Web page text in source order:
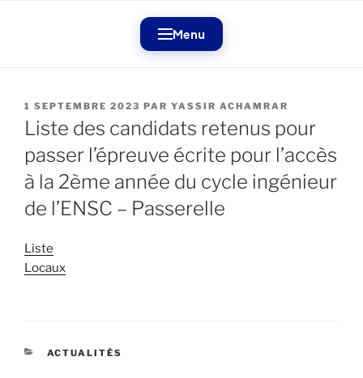
Menu
PUBLIÉ
LE
1 SEPTEMBRE 2023 PAR YASSIR ACHAMRAR
Liste des candidats retenus pour
passer l’épreuve écrite pour l’accès
à la 2ème année du cycle ingénieur
de l’ENSC – Passerelle
Liste
Locaux
CATÉGORIES
ACTUALITÉS